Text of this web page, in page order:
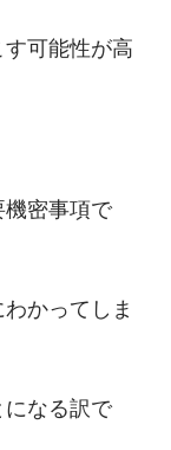
可能性が高
密事項で
かってしま
になる訳で